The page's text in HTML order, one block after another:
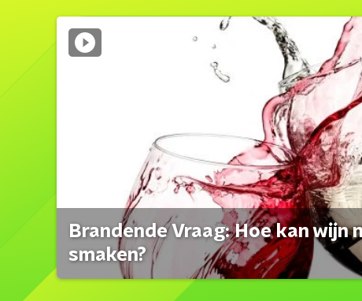
Brandende Vraag: Hoe kan wijn
smaken?